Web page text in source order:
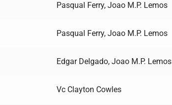
Pasqual Ferry, Joao M.P. Lemos
Pasqual Ferry, Joao M.P. Lemos
Edgar Delgado, Joao M.P. Lemos
Vc Clayton Cowles